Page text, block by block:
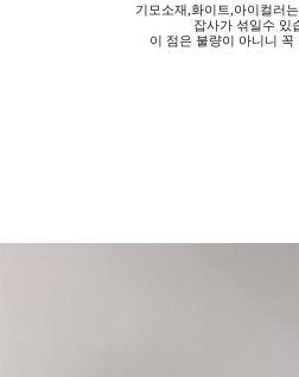
기모소재,화이트,아이컬러
잡사가 섞일수 있
이 점은 불량이 아니니 꼭